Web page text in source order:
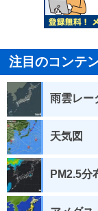
注目のコンテ
雨雲レー
天気図
PM2.5分